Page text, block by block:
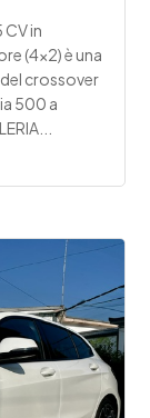
in
(4x2) è una
crossover
500 a